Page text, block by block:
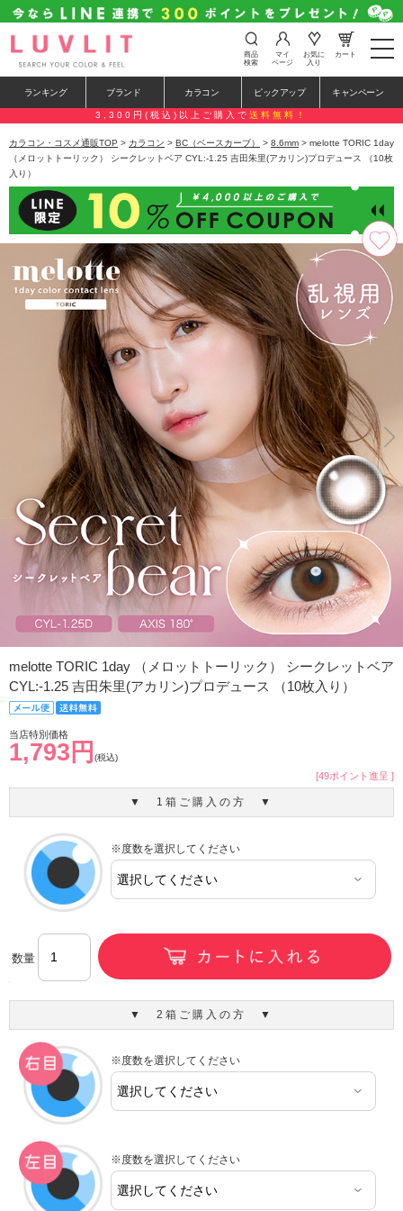
t
o
e
n
a
v
t
i
o
n
商品
検索
マイ
ページ
お気に
入り
カート
ランキング ブランド カラコン ピックアップ キャンペーン
3,300円(税込)以上ご購入で 送料無料！
カラコン・コスメ通販TOP > カラコン > BC（ベースカーブ） > 8.6mm > melotte TORIC 1day
（メロットトーリック） シークレットベア CYL:-1.25 吉田朱里(アカリン)プロデュース （10枚
入り）
melotte TORIC 1day （メロットトーリック） シークレットベア
CYL:-1.25 吉田朱里(アカリン)プロデュース （10枚入り）
当店特別価格
1,793円 (税込)
[49ポイント進呈 ]
▼ 1箱ご購入の方 ▼
※度数を選択してください
数量
▼ 2箱ご購入の方 ▼
※度数を選択してください
※度数を選択してください